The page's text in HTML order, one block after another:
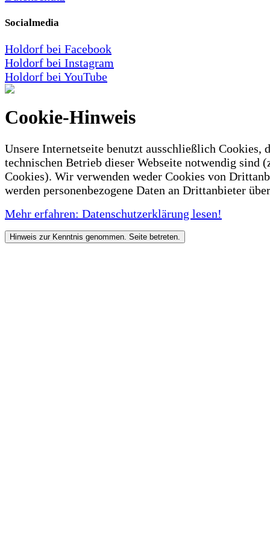
Socialmedia
Holdorf bei Facebook
Holdorf bei Instagram
Holdorf bei YouTube
Cookie-Hinweis
Unsere Internetseite benutzt ausschließlich Cookies,
technischen Betrieb dieser Webseite notwendig sind
Cookies). Wir verwenden weder Cookies von
werden personenbezogene Daten an Drittanbieter
Mehr erfahren: Datenschutzerklärung lesen!
Hinweis zur Kenntnis genommen. Seite betreten.